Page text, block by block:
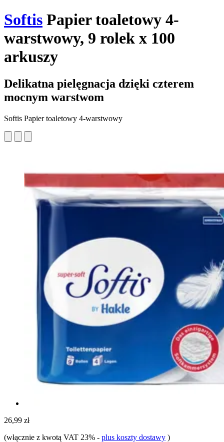
Softis Papier toaletowy 4-
warstwowy, 9 rolek x 100
arkuszy
Delikatna pielęgnacja dzięki czterem
mocnym warstwom
Softis Papier toaletowy 4-warstwowy
26,99 zł
(włącznie z kwotą VAT 23% - plus koszty dostawy )